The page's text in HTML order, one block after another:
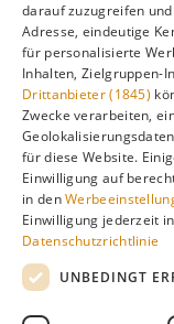
Alle
Gefällt dir
darauf zuzugreifen
Adresse, eindeutige
für personalisierte
Inhalten, Zielgruppen-
Drittanbieter (1845)
Zwecke verarbeiten,
für diese Website.
Einwilligung auf
in den
Einwilligung jederzeit
Datenschutzrichtlinie
UNBEDINGT